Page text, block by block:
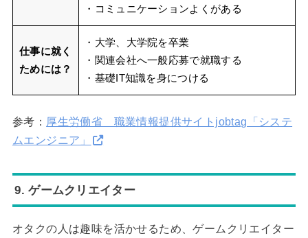
・コミュニケーションよくがある
仕事に就く
ためには？
・大学、大学院を卒業
・関連会社へ一般応募で就職する
・基礎IT知識を身につける
参考： 厚生労働省 職業情報提供サイトjobtag「システ
ムエンジニア」
9. ゲームクリエイター
オタクの人は趣味を活かせるため、ゲームクリエイター